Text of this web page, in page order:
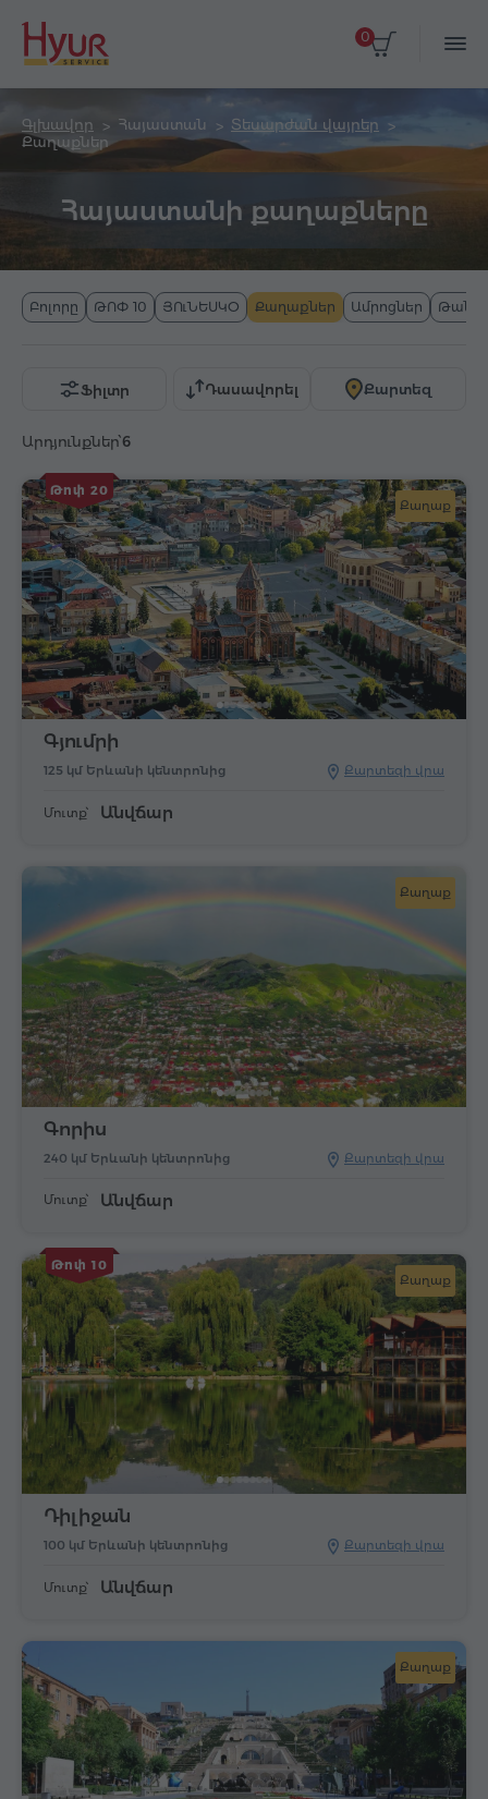
0
Գլխավոր Հայաստան
Տեսարժան վայրեր
Քաղաքներ
Հայաստանի քաղաքները
Բոլորը ԹՈՓ 10 ՅՈւՆԵՍԿՕ Քաղաքներ Ամրոցներ
Արդյունքներ՝6
Ֆիլտր Դասավորել Քարտեզ
Թոփ 20
Քաղաք
Քարտեզի վրա
125 կմ Երևանի կենտրոնից
Գյումրի
Մուտք՝ Անվճար
Քաղաք
Քարտեզի վրա
240 կմ Երևանի կենտրոնից
Գորիս
Մուտք՝ Անվճար
Թոփ 10
Քաղաք
Քարտեզի վրա
100 կմ Երևանի կենտրոնից
Դիլիջան
Մուտք՝ Անվճար
Քաղաք